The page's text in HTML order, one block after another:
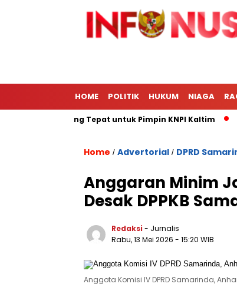
HOME POLITIK HUKUM NIAGA
Afrizal Paling Tepat untuk Pimpin KNPI Kaltim
Home / Advertorial / DPRD
Anggaran Minim
Desak DPPKB
Redaksi - Jurnalis
Rabu, 13 Mei 2026 - 15:20 WIB
Anggota Komisi IV DPRD Samarinda,